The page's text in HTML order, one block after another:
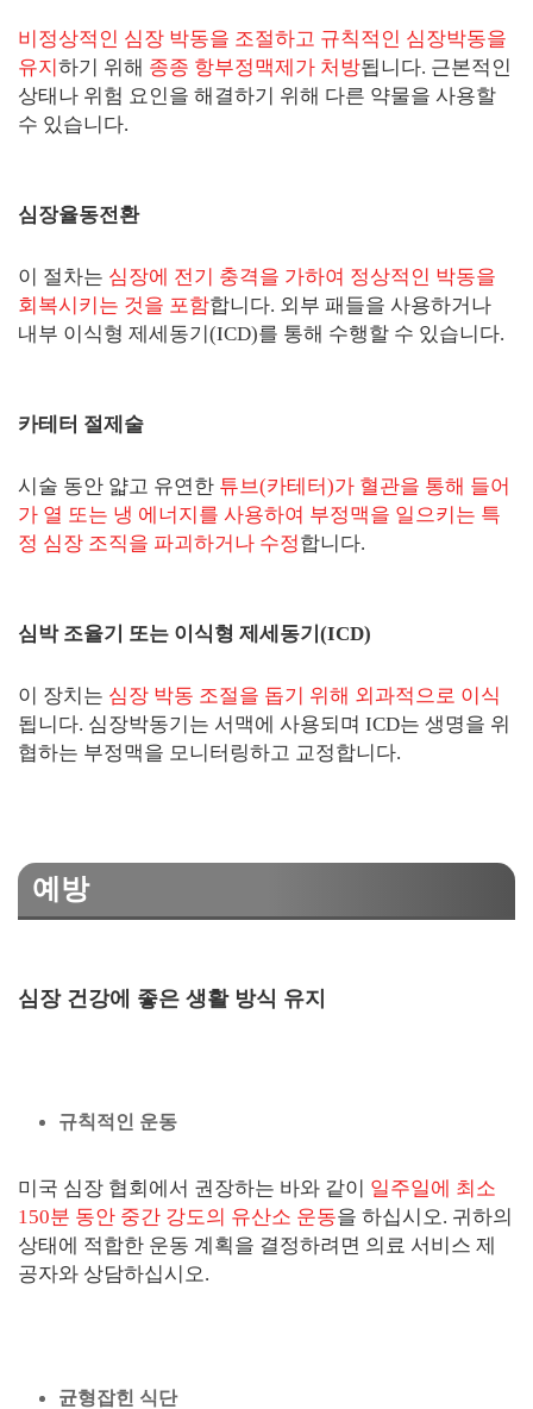
비정상적인 심장 박동을 조절하고 규칙적인 심장박동을
유지하기 위해 종종 항부정맥제가 처방됩니다. 근본적인
상태나 위험 요인을 해결하기 위해 다른 약물을 사용할
수 있습니다.
심장율동전환
이 절차는 심장에 전기 충격을 가하여 정상적인 박동을
회복시키는 것을 포함합니다. 외부 패들을 사용하거나
내부 이식형 제세동기(ICD)를 통해 수행할 수 있습니다.
카테터 절제술
시술 동안 얇고 유연한 튜브(카테터)가 혈관을 통해 들어
가 열 또는 냉 에너지를 사용하여 부정맥을 일으키는 특
정 심장 조직을 파괴하거나 수정합니다.
심박 조율기 또는 이식형 제세동기(ICD)
이 장치는 심장 박동 조절을 돕기 위해 외과적으로 이식
됩니다. 심장박동기는 서맥에 사용되며 ICD는 생명을 위
협하는 부정맥을 모니터링하고 교정합니다.
예방
심장 건강에 좋은 생활 방식 유지
규칙적인 운동
미국 심장 협회에서 권장하는 바와 같이 일주일에 최소
150분 동안 중간 강도의 유산소 운동을 하십시오. 귀하의
상태에 적합한 운동 계획을 결정하려면 의료 서비스 제
공자와 상담하십시오.
균형잡힌 식단